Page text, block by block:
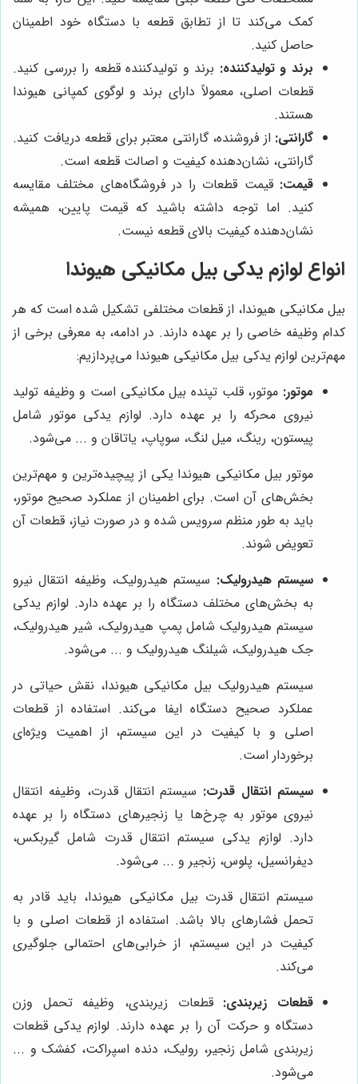
کمک می‌کند تا از تطابق قطعه با دستگاه خود اطمینان
حاصل کنید.
برند و تولیدکننده: برند و تولیدکننده قطعه را بررسی کنید.
قطعات اصلی، معمولاً دارای برند و لوگوی کمپانی هیوندا
هستند.
گارانتی: از فروشنده، گارانتی معتبر برای قطعه دریافت کنید.
گارانتی، نشان‌دهنده کیفیت و اصالت قطعه است.
قیمت: قیمت قطعات را در فروشگاه‌های مختلف مقایسه
کنید. اما توجه داشته باشید که قیمت پایین، همیشه
نشان‌دهنده کیفیت بالای قطعه نیست.
انواع لوازم یدکی بیل مکانیکی هیوندا
بیل مکانیکی هیوندا، از قطعات مختلفی تشکیل شده است که هر
کدام وظیفه خاصی را بر عهده دارند. در ادامه، به معرفی برخی از
مهم‌ترین لوازم یدکی بیل مکانیکی هیوندا می‌پردازیم:
موتور: موتور، قلب تپنده بیل مکانیکی است و وظیفه تولید
نیروی محرکه را بر عهده دارد. لوازم یدکی موتور شامل
پیستون، رینگ، میل لنگ، سوپاپ، یاتاقان و ... می‌شود.
موتور بیل مکانیکی هیوندا یکی از پیچیده‌ترین و مهم‌ترین
بخش‌های آن است. برای اطمینان از عملکرد صحیح موتور،
باید به طور منظم سرویس شده و در صورت نیاز، قطعات آن
تعویض شوند.
سیستم هیدرولیک: سیستم هیدرولیک، وظیفه انتقال نیرو
به بخش‌های مختلف دستگاه را بر عهده دارد. لوازم یدکی
سیستم هیدرولیک شامل پمپ هیدرولیک، شیر هیدرولیک،
جک هیدرولیک، شیلنگ هیدرولیک و ... می‌شود.
سیستم هیدرولیک بیل مکانیکی هیوندا، نقش حیاتی در
عملکرد صحیح دستگاه ایفا می‌کند. استفاده از قطعات
اصلی و با کیفیت در این سیستم، از اهمیت ویژه‌ای
برخوردار است.
سیستم انتقال قدرت: سیستم انتقال قدرت، وظیفه انتقال
نیروی موتور به چرخ‌ها یا زنجیرهای دستگاه را بر عهده
دارد. لوازم یدکی سیستم انتقال قدرت شامل گیربکس،
دیفرانسیل، پلوس، زنجیر و ... می‌شود.
سیستم انتقال قدرت بیل مکانیکی هیوندا، باید قادر به
تحمل فشارهای بالا باشد. استفاده از قطعات اصلی و با
کیفیت در این سیستم، از خرابی‌های احتمالی جلوگیری
می‌کند.
قطعات زیربندی: قطعات زیربندی، وظیفه تحمل وزن
دستگاه و حرکت آن را بر عهده دارند. لوازم یدکی قطعات
زیربندی شامل زنجیر، رولیک، دنده اسپراکت، کفشک و ...
می‌شود.